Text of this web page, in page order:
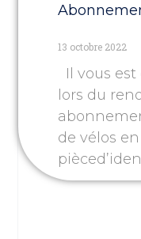
13 octobre 2022
Il vous
lors du
de vélos